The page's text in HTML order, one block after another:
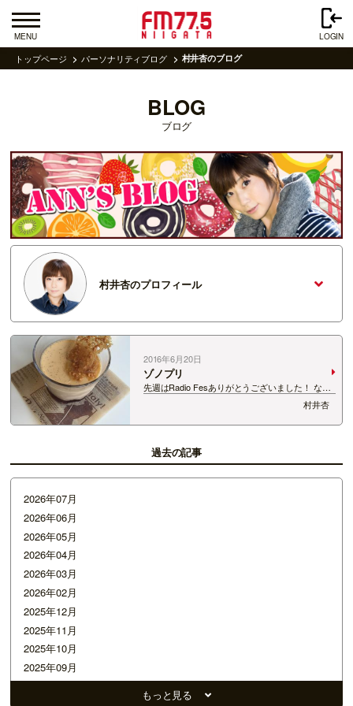
MENU LOGIN
トップページ パーソナリティブログ 村井杏のブログ
BLOG
ブログ
村井杏のプロフィール
2016年6月20日
ゾノプリ
先週はRadio Fesありがとうございました！ なん
か一週間かけぬけた気がします〜 とっても豪華な
FIGUEROAで トリを飾ってくれたのは前園真聖
村井杏
過去の記事
2026年07月
2026年06月
2026年05月
2026年04月
2026年03月
2026年02月
2025年12月
2025年11月
2025年10月
2025年09月
2025年07月
もっと見る